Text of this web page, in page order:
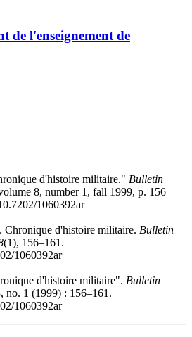
de l'enseignement de
d'histoire militaire." Bulletin
8, number 1, fall 1999, p. 156–
1060392ar
Chronique d'histoire militaire. Bulletin
(1), 156–161.
1060392ar
d'histoire militaire". Bulletin
no. 1 (1999) : 156–161.
1060392ar